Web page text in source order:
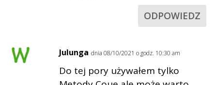
ODPOWIEDZ
Julunga dnia 08/10/2021 o godz. 10:30 am
Do tej pory używałem tylko